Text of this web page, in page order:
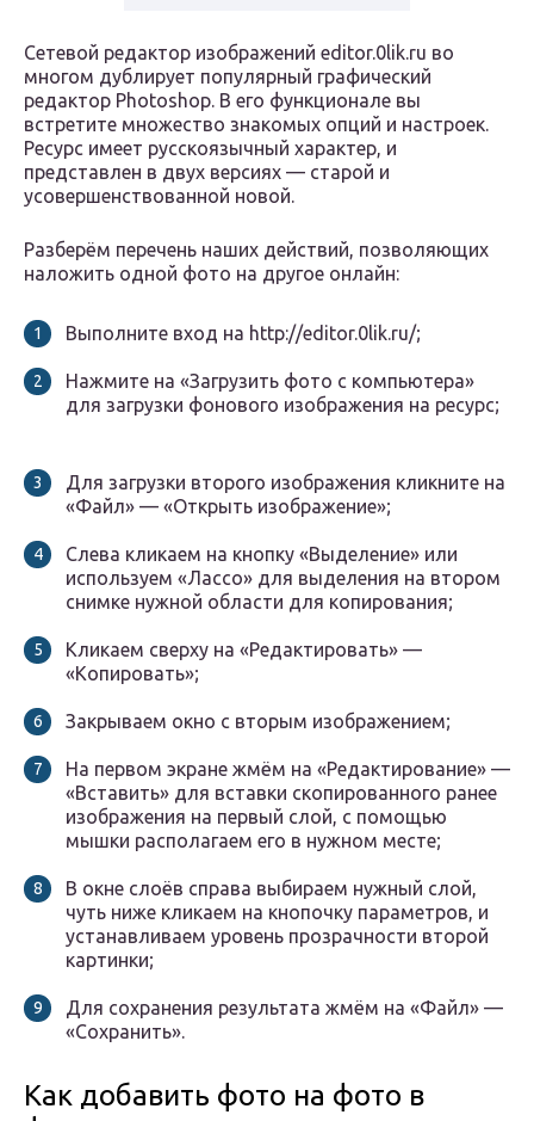
Сетевой редактор изображений editor.0lik.ru во
многом дублирует популярный графический
редактор Photoshop. В его функционале вы
встретите множество знакомых опций и настроек.
Ресурс имеет русскоязычный характер, и
представлен в двух версиях — старой и
усовершенствованной новой.
Разберём перечень наших действий, позволяющих
наложить одной фото на другое онлайн:
Выполните вход на http://editor.0lik.ru/;
Нажмите на «Загрузить фото с компьютера»
для загрузки фонового изображения на ресурс;
Для загрузки второго изображения кликните на
«Файл» — «Открыть изображение»;
Слева кликаем на кнопку «Выделение» или
используем «Лассо» для выделения на втором
снимке нужной области для копирования;
Кликаем сверху на «Редактировать» —
«Копировать»;
Закрываем окно с вторым изображением;
На первом экране жмём на «Редактирование» —
«Вставить» для вставки скопированного ранее
изображения на первый слой, с помощью
мышки располагаем его в нужном месте;
В окне слоёв справа выбираем нужный слой,
чуть ниже кликаем на кнопочку параметров, и
устанавливаем уровень прозрачности второй
картинки;
Для сохранения результата жмём на «Файл» —
«Сохранить».
Как добавить фото на фото в